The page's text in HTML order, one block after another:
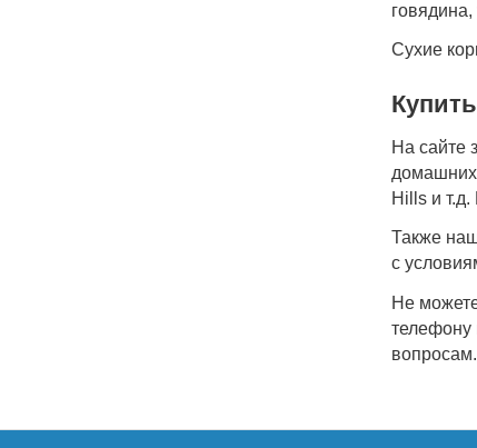
говядина,
Сухие
На сайте
домашних
Hills и
Также
с
Не
телефону
вопросам.